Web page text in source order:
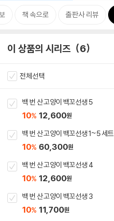
책 속으로 출판사 리뷰
이 상품의 시리즈 6
전체선택
백 번 산 고양이 백꼬선생 5
10% 12,600원
백 번 산 고양이 백꼬선생 1~5 세트
10% 60,300원
백 번 산 고양이 백꼬선생 4
10% 12,600원
백 번 산 고양이 백꼬선생 3
10% 11,700원